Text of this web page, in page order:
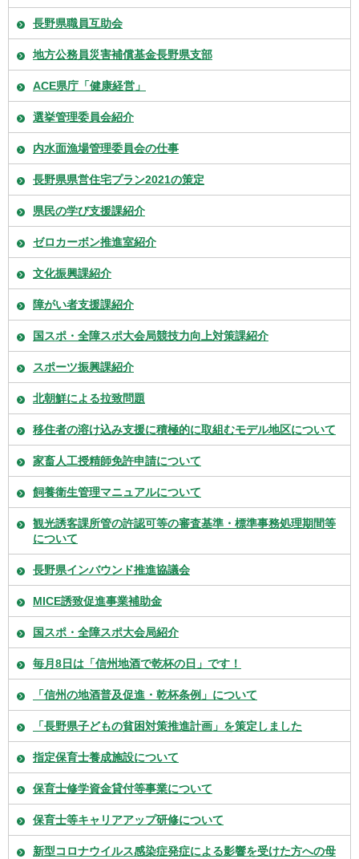
長野県職員互助会
地方公務員災害補償基金長野県支部
ACE県庁「健康経営」
選挙管理委員会紹介
内水面漁場管理委員会の仕事
長野県県営住宅プラン2021の策定
県民の学び支援課紹介
ゼロカーボン推進室紹介
文化振興課紹介
障がい者支援課紹介
国スポ・全障スポ大会局競技力向上対策課紹介
スポーツ振興課紹介
北朝鮮による拉致問題
移住者の溶け込み支援に積極的に取組むモデル地区について
家畜人工授精師免許申請について
飼養衛生管理マニュアルについて
観光誘客課所管の許認可等の審査基準・標準事務処理期間等
について
長野県インバウンド推進協議会
MICE誘致促進事業補助金
国スポ・全障スポ大会局紹介
毎月8日は「信州地酒で乾杯の日」です！
「信州の地酒普及促進・乾杯条例」について
「長野県子どもの貧困対策推進計画」を策定しました
指定保育士養成施設について
保育士修学資金貸付等事業について
保育士等キャリアアップ研修について
新型コロナウイルス感染症発症による影響を受けた方への母